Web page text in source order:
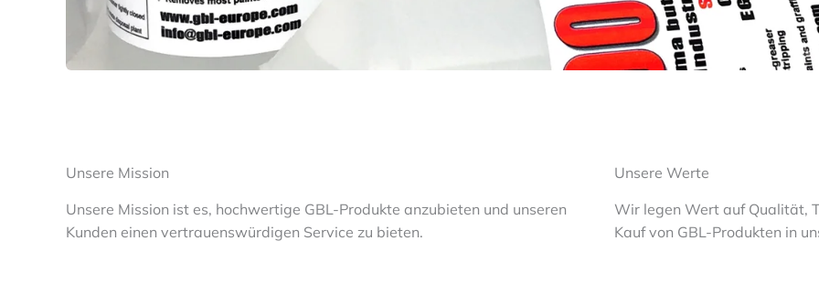
Unsere Mission
Unsere Mission ist es, hochwertige GBL-Produkte anzubieten und unseren
Kunden einen vertrauenswürdigen Service zu bieten.
Unsere Werte
Wir legen Wert auf Qualität,
Kauf von GBL-Produkten in